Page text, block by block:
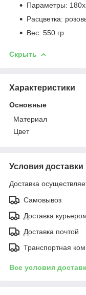
Параметры:
Расцветка:
Вес: 550 гр.
Скрыть
Характеристики
Основные
Материал
Цвет
Условия доставки
Доставка
Самовывоз
Доставка
Доставка почтой
Транспортная
Все условия